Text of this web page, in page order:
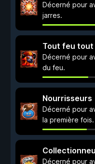
Décerné pour
jarres.
Tout feu tout
Décerné pour
du feu.
Nourrisseurs
Décerné pour
la première fois.
Décerné pour